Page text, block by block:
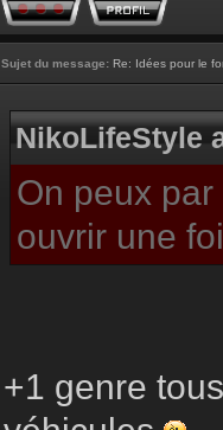
Sujet du message: Re: Idées pour le
NikoLifeStyle
On peux
ouvrir une
+1 genre